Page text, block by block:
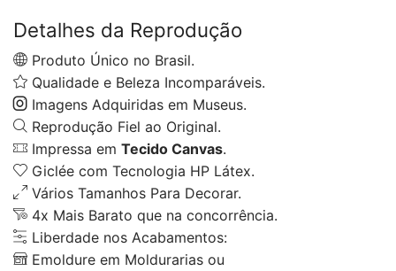
Detalhes da Reprodução
Produto Único no Brasil.
Qualidade e Beleza Incomparáveis.
Imagens Adquiridas em Museus.
Reprodução Fiel ao Original.
Impressa em Tecido Canvas.
Giclée com Tecnologia HP Látex.
Vários Tamanhos Para Decorar.
4x Mais Barato que na concorrência.
Liberdade nos Acabamentos:
Emoldure em Moldurarias ou